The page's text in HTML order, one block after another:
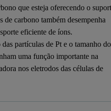
que esteja oferecendo o
de carbono também desempenha
eficiente de íons.
partículas de Pt e o tamanho do
uma função importante na
nos eletrodos das células de